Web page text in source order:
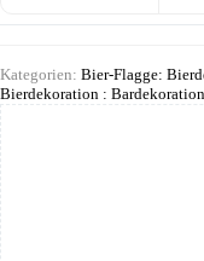
Kategorien: Bier-Flagge:
Bierdekoration :